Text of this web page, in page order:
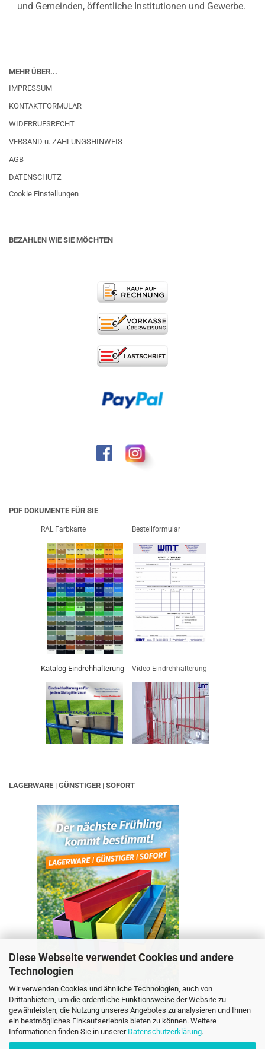
Diese Webseite verwendet Cookies und andere
Technologien
Wir verwenden Cookies und ähnliche Technologien, auch von
Drittanbietern, um die ordentliche Funktionsweise der Website zu
gewährleisten, die Nutzung unseres Angebotes zu analysieren und Ihnen
ein bestmögliches Einkaufserlebnis bieten zu können. Weitere
Informationen finden Sie in unserer Datenschutzerklärung.
und Gemeinden, öffentliche Institutionen und Gewerbe.
MEHR ÜBER...
IMPRESSUM
KONTAKTFORMULAR
WIDERRUFSRECHT
VERSAND u. ZAHLUNGSHINWEIS
AGB
DATENSCHUTZ
Cookie Einstellungen
BEZAHLEN WIE SIE MÖCHTEN
PDF DOKUMENTE FÜR SIE
RAL Farbkarte Bestellformular
Katalog Eindrehhalterung Video Eindrehhalterung
LAGERWARE | GÜNSTIGER | SOFORT